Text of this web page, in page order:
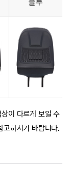
이 다르게 보일 수
고하시기 바랍니다.